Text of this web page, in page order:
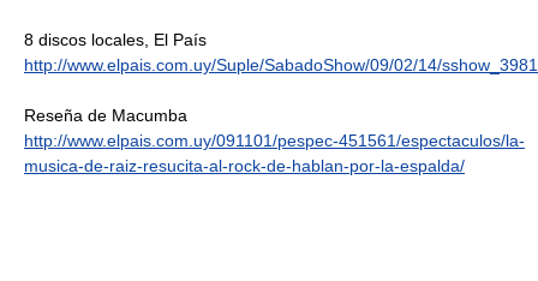
8 discos locales, El País
http://www.elpais.com.uy/Suple/SabadoShow/09/02/14/
Reseña de Macumba
http://www.elpais.com.uy/091101/pespec-451561/espectaculos/la-
musica-de-raiz-resucita-al-rock-de-hablan-por-la-espalda/